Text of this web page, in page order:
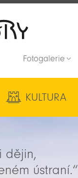
Fotogalerie
KULTURA
dějin,
ústraní.“